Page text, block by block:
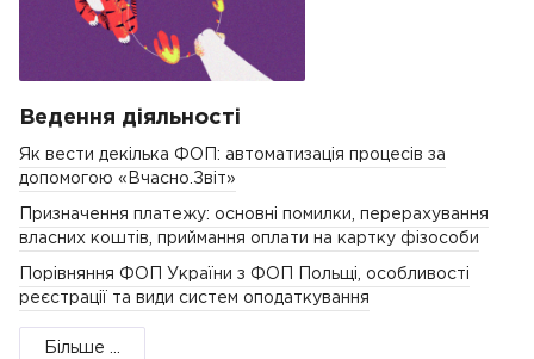
Ведення діяльності
Як вести декілька ФОП: автоматизація процесів за
допомогою «Вчасно.Звіт»
Призначення платежу: основні помилки, перерахування
власних коштів, приймання оплати на картку фізособи
Порівняння ФОП України з ФОП Польщі, особливості
реєстрації та види систем оподаткування
Більше ...